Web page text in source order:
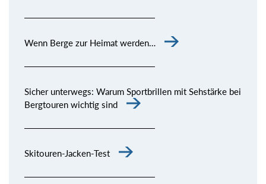
Wenn Berge zur Heimat werden…
Sicher unterwegs: Warum Sportbrillen mit Sehstärke bei
Bergtouren wichtig sind
Skitouren-Jacken-Test